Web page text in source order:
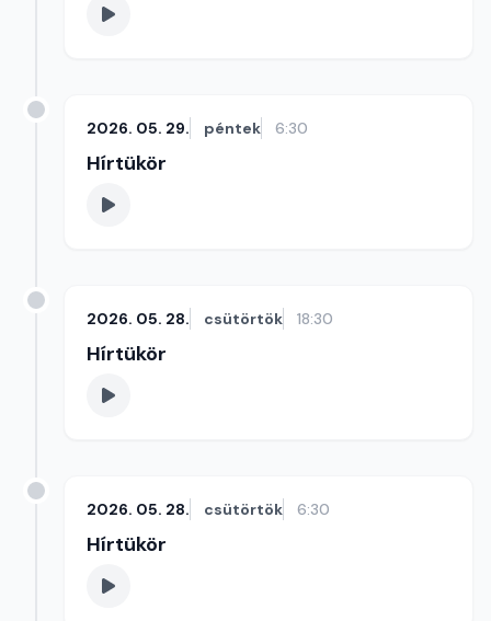
2026. 05. 29. péntek 6:30
Hírtükör
2026. 05. 28. csütörtök 18:30
Hírtükör
2026. 05. 28. csütörtök 6:30
Hírtükör